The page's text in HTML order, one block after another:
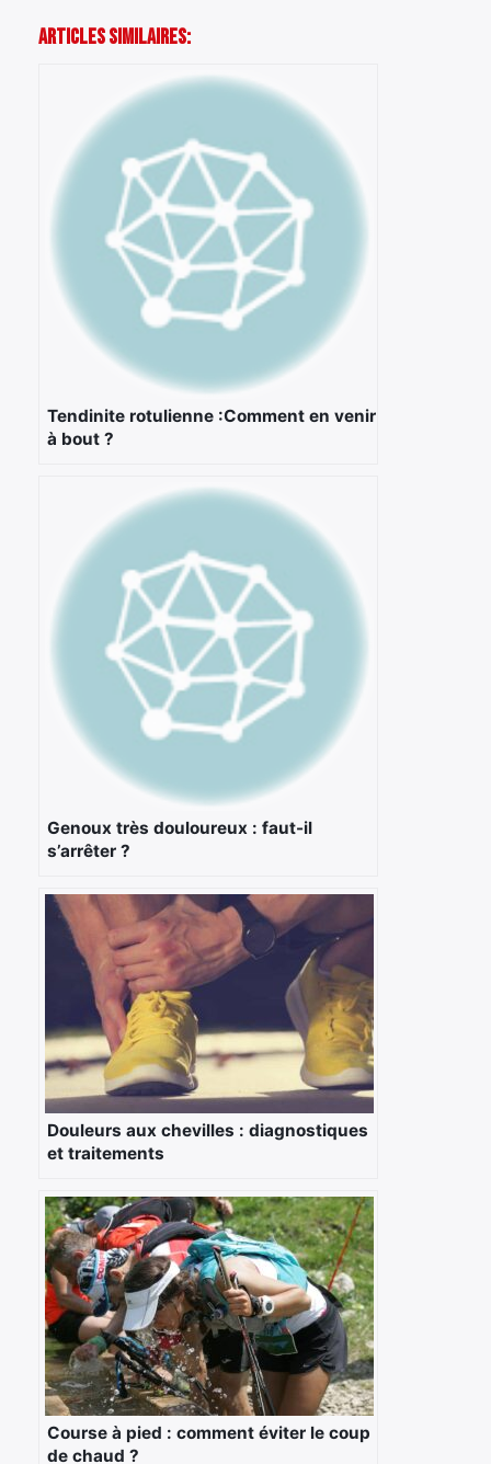
Articles Similaires:
Tendinite rotulienne :Comment en venir
à bout ?
Genoux très douloureux : faut-il
s’arrêter ?
Douleurs aux chevilles : diagnostiques
et traitements
Course à pied : comment éviter le coup
de chaud ?
Rechercher